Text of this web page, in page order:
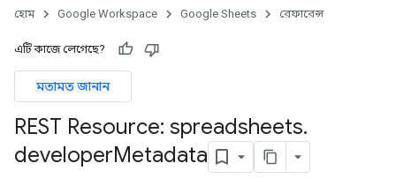
হোম Google Workspace Google Sheets রেফারেন্স
এটি কাজে লেগেছে?
মতামত জানান
REST Resource: spreadsheets.
developerMetadata